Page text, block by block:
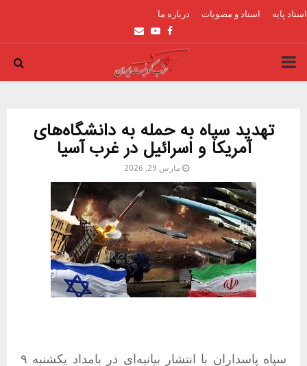
اسناد پایه اسناد و مصوبات درباره ما
Facebook
Youtube
Email
PRIMARY
تهدید سپاه به حمله به دانشگاه‌های
آمریکا و اسرائیل در غرب آسیا
مارس 29, 2026
سپاه پاسداران با انتشار بیانیه‌ای در بامداد یکشنبه ۹